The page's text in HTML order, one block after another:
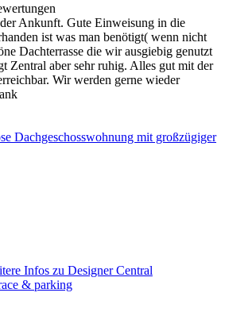
Ankunft. Gute Einweisung in die
ist was man benötigt( wenn nicht
Dachterrasse die wir ausgiebig genutzt
Zentral aber sehr ruhig. Alles gut mit der
Wir werden gerne wieder
Dachgeschosswohnung mit großzügiger
Infos zu Designer Central
& parking